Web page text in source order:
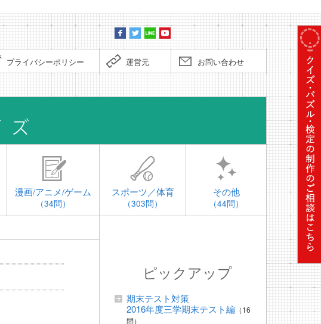
プライバシーポリシー 運営元 お問い合わせ
時事問
漫画/アニメ/ゲーム
（34問）
スポーツ／体育
（303問）
その他
（44問）
ピックアップ
期末テスト対策
2016年度三学期末テスト編 （16
問）